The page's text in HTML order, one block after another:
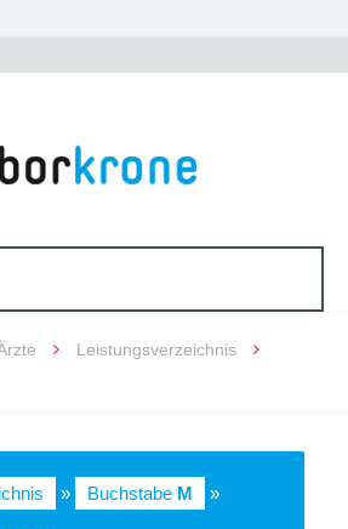
Leistungsverzeichnis
» Buchstabe M »